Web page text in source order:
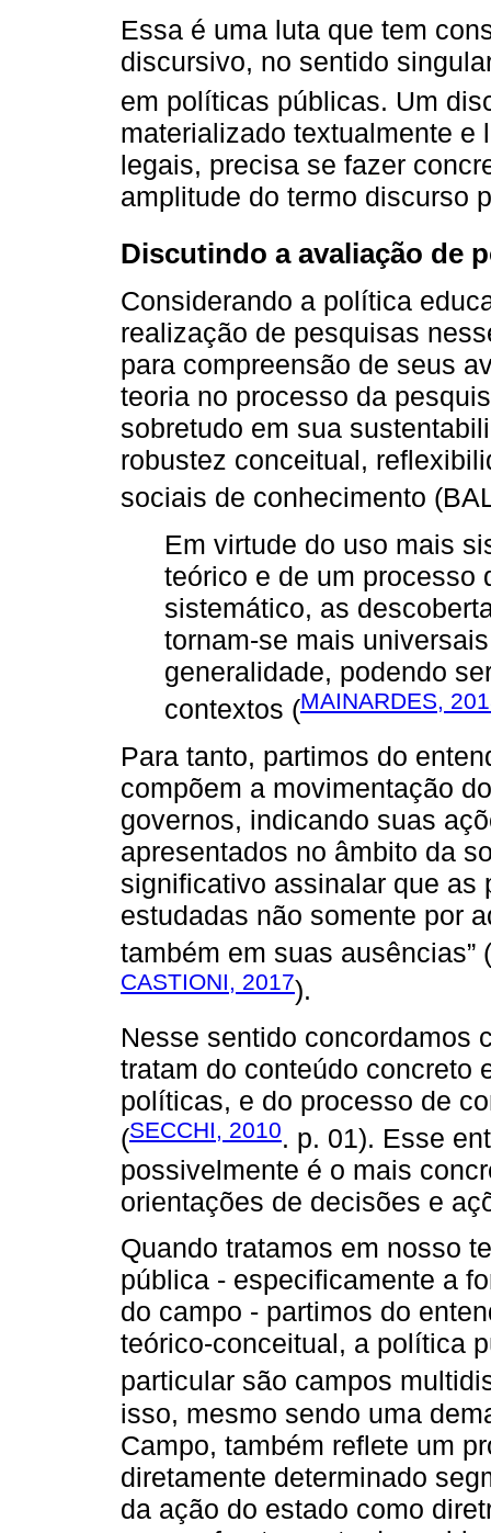
Essa é uma luta que tem
discursivo, no sentido
em políticas públicas. Um
materializado textualmente e
legais, precisa se fazer
amplitude do termo discurso
Discutindo a avaliação de
Considerando a política
realização de pesquisas
para compreensão de seus
teoria no processo da
sobretudo em sua
robustez conceitual,
sociais de conhecimento
Em virtude do uso mais
teórico e de um processo
sistemático, as
tornam-se mais
generalidade, podendo
contextos (MAINARDES,
Para tanto, partimos do
compõem a movimentação
governos, indicando suas
apresentados no âmbito da
significativo assinalar que
estudadas não somente por
também em suas
CASTIONI, 2017).
Nesse sentido concordamos
tratam do conteúdo concreto
políticas, e do processo de
(SECCHI, 2010. p. 01). Esse
possivelmente é o mais
orientações de decisões e
Quando tratamos em nosso
pública - especificamente a
do campo - partimos do
teórico-conceitual, a política
particular são campos
isso, mesmo sendo uma
Campo, também reflete um
diretamente determinado
da ação do estado como